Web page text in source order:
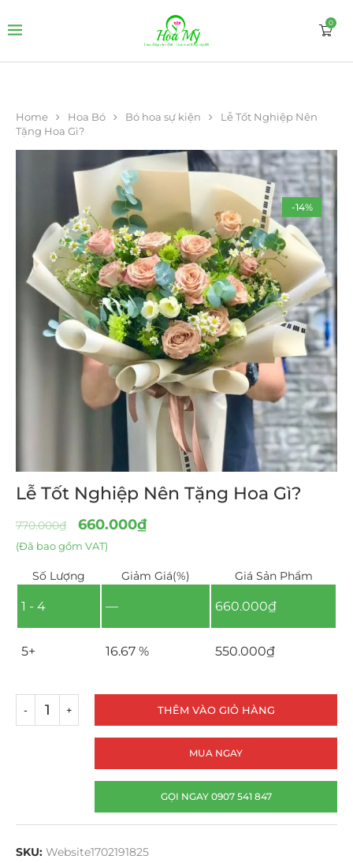
0
Home Hoa Bó Bó hoa sự kiện
Lễ Tốt Nghiệp Nên
Tặng Hoa Gì?
-14%
Lễ Tốt Nghiệp Nên Tặng Hoa Gì?
770.000₫ 660.000₫
(Đã bao gồm VAT)
Số Lượng Giảm Giá(%) Giá Sản Phẩm
1 - 4 — 660.000₫
5+ 16.67 % 550.000₫
THÊM VÀO GIỎ HÀNG
MUA NGAY
GỌI NGAY 0907 541 847
SKU: Website1702191825